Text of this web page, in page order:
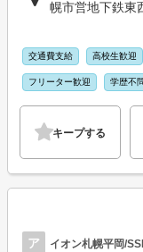
幌市営地下鉄東
交通費支給 高校生歓迎
フリーター歓迎 学歴不
キープする
ア イオン札幌平岡/